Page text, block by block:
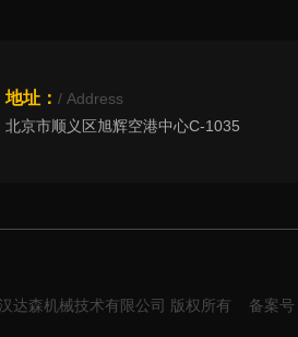
地址： / Address
北京市顺义区旭辉空港中心C-1035
达森机械技术有限公司 版权所有 备案